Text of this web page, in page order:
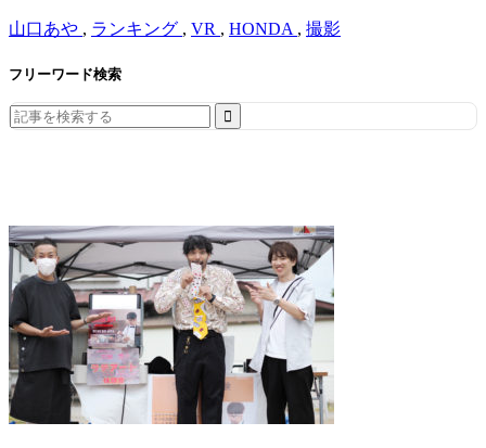
山口あや , ランキング , VR , HONDA , 撮影
フリーワード検索
Search
for: